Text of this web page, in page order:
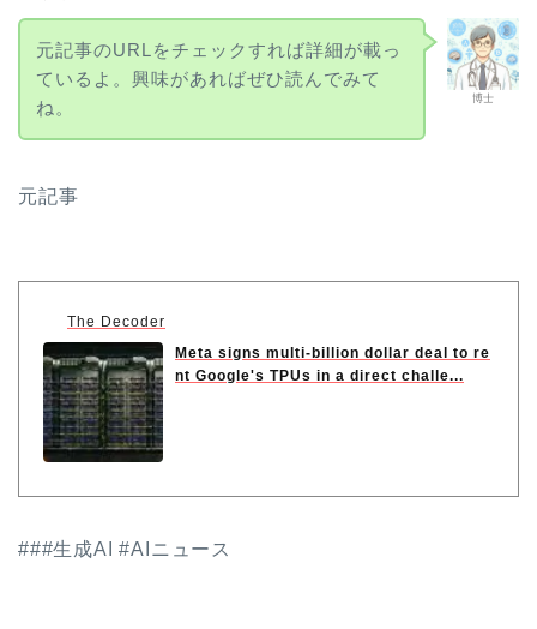
博士
元記事のURLをチェックすれば詳細が載っ
ているよ。興味があればぜひ読んでみて
ね。
元記事
The Decoder
Meta signs multi-billion dollar deal to re
nt Google's TPUs in a direct challe...
###生成AI #AIニュース